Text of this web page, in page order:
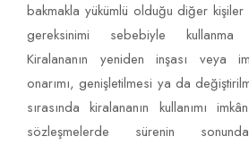
bakmakla yükümlü olduğu diğer
gereksinimi sebebiyle kullanma
Kiralananın yeniden inşası veya
onarımı, genişletilmesi ya da
sırasında kiralananın kullanımı
sözleşmelerde sürenin